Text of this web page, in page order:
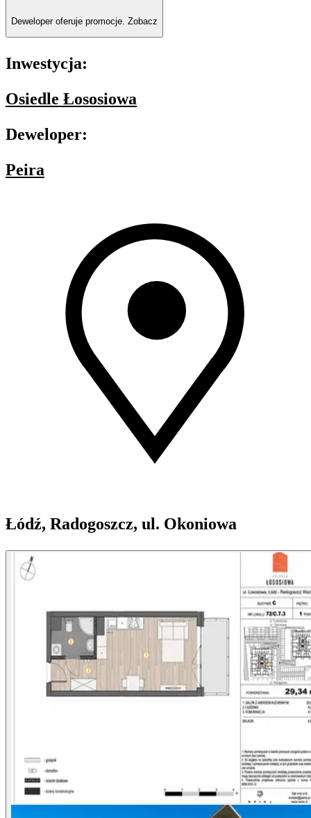
Deweloper oferuje promocje. Zobacz
Inwestycja:
Osiedle Łososiowa
Deweloper:
Peira
Łódź, Radogoszcz, ul. Okoniowa